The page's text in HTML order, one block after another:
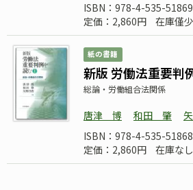
ISBN：978-4-535-
定価：2,860円
在庫僅少
紙の書籍
新版 労働法重要判
総論・労働組合法関係
唐津 博 和田 肇
ISBN：978-4-535-
定価：2,860円
在庫なし